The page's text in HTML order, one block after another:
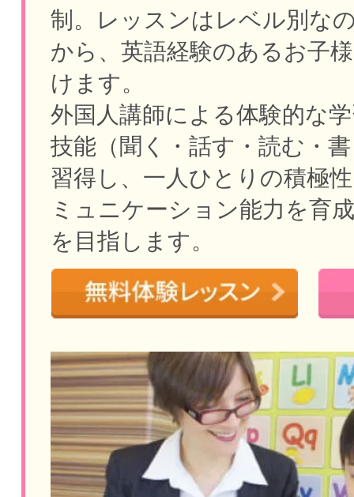
制。
レッスンはレベル別な
から、英語経験のあるお子
けます。
外国人講師による体験的な
技能（聞く・話す・読む・
習得し、一人ひとりの積極
ミュニケーション能力を育
を目指します。